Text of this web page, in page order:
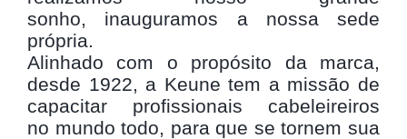
sonho, inauguramos a nossa sede
própria.
Alinhado com o propósito da marca,
desde 1922, a Keunetem a missão de
capacitar profissionais cabeleireiros
no mundo todo, para que se tornem sua